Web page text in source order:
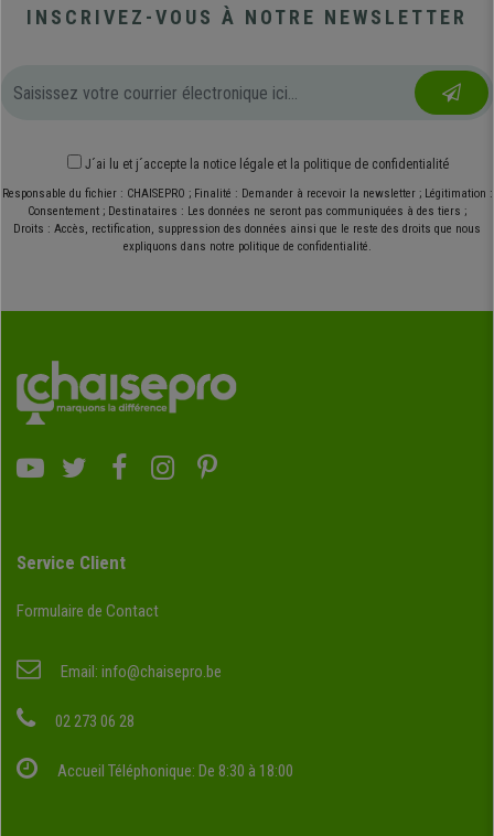
INSCRIVEZ-VOUS À NOTRE NEWSLETTER
J´ai lu et j´accepte la notice légale et la politique de confidentialité
Responsable du fichier : CHAISEPRO ; Finalité : Demander à recevoir la newsletter ; Légitimation :
Consentement ; Destinataires : Les données ne seront pas communiquées à des tiers ;
Droits : Accès, rectification, suppression des données ainsi que le reste des droits que nous
expliquons dans notre politique de confidentialité.
Service Client
Formulaire de Contact
Email: info@chaisepro.be
02 273 06 28
Accueil Téléphonique: De 8:30 à 18:00